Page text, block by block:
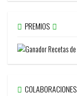
PREMIOS
COLABORACIONES